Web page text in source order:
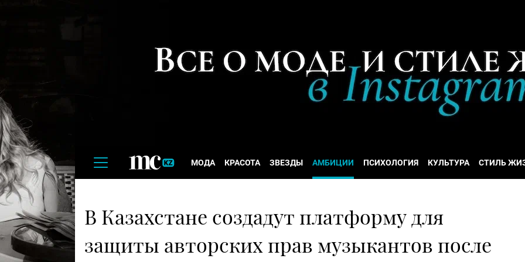
МОДА КРАСОТА ЗВЕЗДЫ АМБИЦИИ ПСИХОЛОГИЯ КУЛЬТУРА СТИЛЬ
В Казахстане создадут платформу для
защиты авторских прав музыкантов после